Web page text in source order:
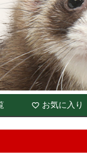
お気に入り